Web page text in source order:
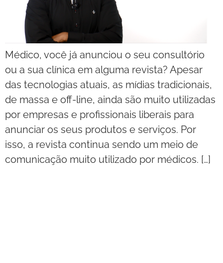
Médico, você já anunciou o seu consultório
ou a sua clínica em alguma revista? Apesar
das tecnologias atuais, as mídias tradicionais,
de massa e off-line, ainda são muito utilizadas
por empresas e profissionais liberais para
anunciar os seus produtos e serviços. Por
isso, a revista continua sendo um meio de
comunicação muito utilizado por médicos. […]